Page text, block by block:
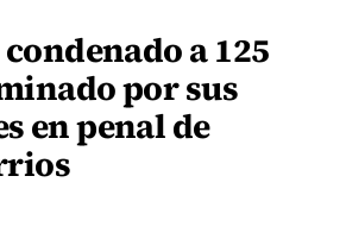
a 125
por sus
en penal de